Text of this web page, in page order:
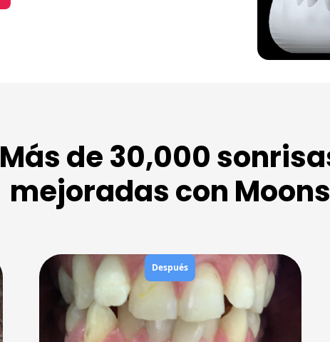
Más de 30,000
mejoradas con Moons
Antes
Después